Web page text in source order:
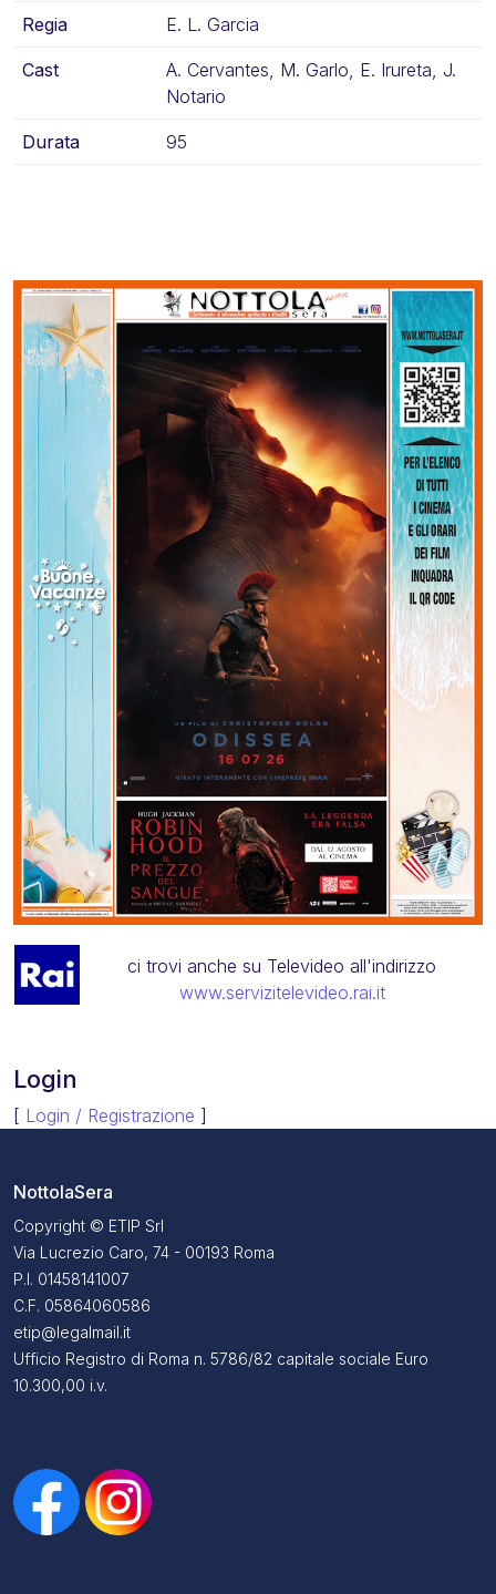
Regia E. L. Garcia
Cast
A. Cervantes, M. Garlo, E. Irureta, J.
Notario
Durata 95
ci trovi anche su Televideo all'indirizzo
www.servizitelevideo.rai.it
Login
[ Login / Registrazione ]
NottolaSera
Copyright © ETIP Srl
Via Lucrezio Caro, 74 - 00193 Roma
P.I. 01458141007
C.F. 05864060586
etip@legalmail.it
Ufficio Registro di Roma n. 5786/82 capitale sociale Euro
10.300,00 i.v.